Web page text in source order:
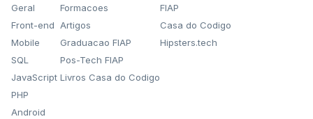
Geral
Front-end
Mobile
SQL
JavaScript
PHP
Android
Formacoes
Artigos
Graduacao FIAP
Pos-Tech FIAP
Livros Casa do Codigo
FIAP
Casa do Codigo
Hipsters.tech